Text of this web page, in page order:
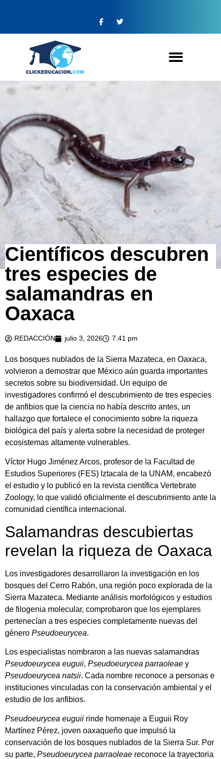
Científicos descubren
tres especies de
salamandras en
Oaxaca
REDACCIÓN julio 3, 2026 7:41 pm
Los bosques nublados de la Sierra Mazateca, en Oaxaca,
volvieron a demostrar que México aún guarda importantes
secretos sobre su biodiversidad. Un equipo de
investigadores confirmó el descubrimiento de tres especies
de anfibios que la ciencia no había descrito antes, un
hallazgo que fortalece el conocimiento sobre la riqueza
biológica del país y alerta sobre la necesidad de proteger
ecosistemas altamente vulnerables.
Víctor Hugo Jiménez Arcos, profesor de la Facultad de
Estudios Superiores (FES) Iztacala de la UNAM, encabezó
el estudio y lo publicó en la revista científica Vertebrate
Zoology, lo que validó oficialmente el descubrimiento ante la
comunidad científica internacional.
Salamandras descubiertas
revelan la riqueza de Oaxaca
Los investigadores desarrollaron la investigación en los
bosques del Cerro Rabón, una región poco explorada de la
Sierra Mazateca. Mediante análisis morfológicos y estudios
de filogenia molecular, comprobaron que los ejemplares
pertenecían a tres especies completamente nuevas del
género Pseudoeurycea.
Los especialistas nombraron a las nuevas salamandras
Pseudoeurycea euguii, Pseudoeurycea parraoleae y
Pseudoeurycea natsii. Cada nombre reconoce a personas e
instituciones vinculadas con la conservación ambiental y el
estudio de los anfibios.
Pseudoeurycea euguii rinde homenaje a Euguii Roy
Martínez Pérez, joven oaxaqueño que impulsó la
conservación de los bosques nublados de la Sierra Sur. Por
su parte, Pseudoeurycea parraoleae reconoce la trayectoria